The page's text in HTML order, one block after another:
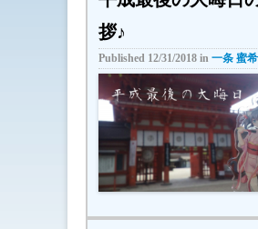
拶♪
Published 12/31/2018 in 一条 蜜希